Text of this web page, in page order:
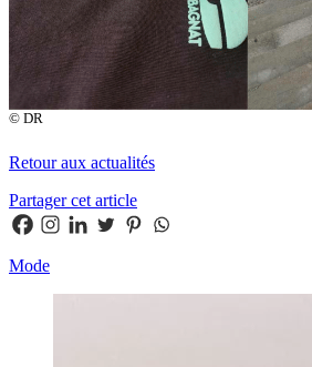
© DR
Retour aux actualités
Partager cet article
Mode